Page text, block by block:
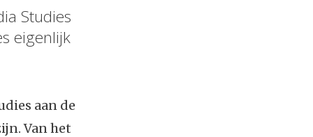
Studies
eigenlijk
aan de
Van het